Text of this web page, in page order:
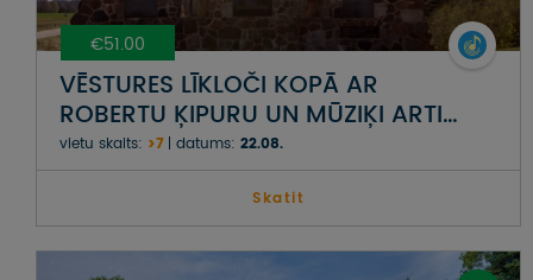
€51.00
VĒSTURES LĪKLOČI KOPĀ AR
ROBERTU ĶIPURU UN MŪZIĶI ARTI
GĀGU
vietu skaits: >7 datums: 22.08.
Skatit